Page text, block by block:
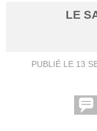
LE
PUBLIÉ LE 13